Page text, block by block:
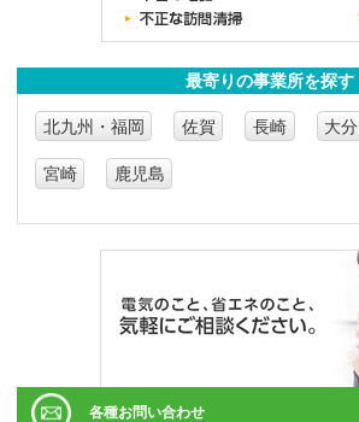
最寄りの事業所を探す
北九州・福岡 佐賀 長崎 大分
宮崎 鹿児島
各種お問い合わせ